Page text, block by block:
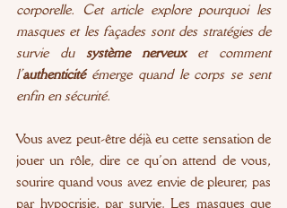
corporelle. Cet article explore pourquoi les
masques et les façades sont des stratégies de
survie du système nerveux et comment
l’authenticité émerge quand le corps se sent
enfin en sécurité.
Vous avez peut-être déjà eu cette sensation de
jouer un rôle, dire ce qu’on attend de vous,
sourire quand vous avez envie de pleurer, pas
par hypocrisie, par survie. Les masques que